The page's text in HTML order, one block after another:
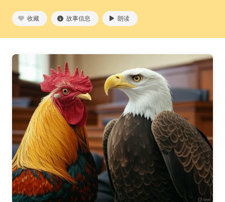
收藏 故事信息 朗读